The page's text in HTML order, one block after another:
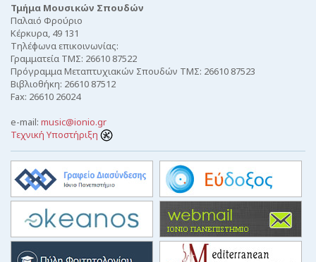
Τμήμα Μουσικών Σπουδών
Παλαιό Φρούριο
Κέρκυρα, 49 131
Τηλέφωνα επικοινωνίας:
Γραμματεία ΤΜΣ: 26610 87522
Πρόγραμμα Μεταπτυχιακών Σπουδών ΤΜΣ: 26610 87523
Βιβλιοθήκη: 26610 87512
Fax: 26610 26024
e-mail: music@ionio.gr
Τεχνική Υποστήριξη